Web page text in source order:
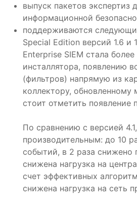
выпуск пакетов экспертиз
информационной
поддерживаются
Special Edition версий 1.6 и
Enterprise SIEM стала
инсталлятора, появлению
(фильтров) напрямую из
коллектору,
стоит отметить появление
По сравнению с версией
производительным: до 10
событий, в 2 раза снижено
снижена нагрузка на
счет эффективных
снижена нагрузка на сеть